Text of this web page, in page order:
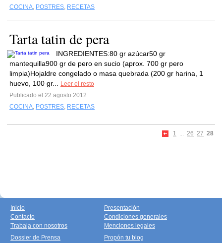
COCINA, POSTRES, RECETAS
Tarta tatin de pera
INGREDIENTES:80 gr azúcar50 gr
mantequilla900 gr de pero en sucio (aprox. 700 gr pero
limpia)Hojaldre congelado o masa quebrada (200 gr harina, 1
huevo, 100 gr...
Leer el resto
Publicado el 22 agosto 2012
COCINA, POSTRES, RECETAS
1 ... 26 27 28
Inicio
Contacto
Trabaja con nosotros
Presentación
Condiciones generales
Menciones legales
Dossier de Prensa
Propón tu blog